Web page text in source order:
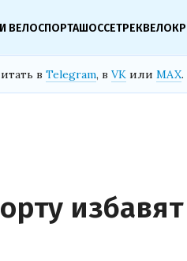
ВЕЛОСПОРТАШОССЕТРЕК
в Telegram, в VK или MAX
избавят